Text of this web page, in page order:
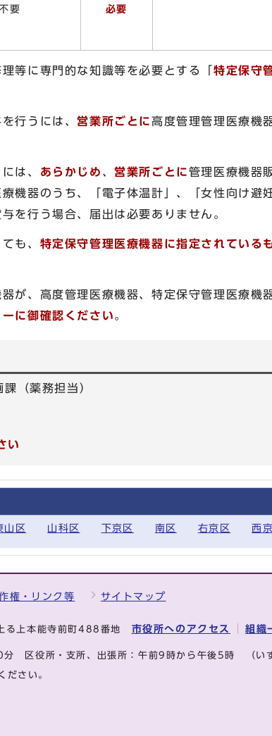
要 必要
に専門的な知識等を必要とする「 特定保守
行うには、営業所ごとに高度管理管理医療機
は、 あらかじめ 、営業所ごとに管理医療機器
機器のうち、「電子体温計」、「女性向け避
を行う場合、届出は必要ありません。
も、 特定保守管理医療機器に指定されている
、高度管理医療機器、特定保守管理医療機
に御確認ください。
（薬務担当）
い
山区 山科区 下京区 南区 右京区 西
権・リンク等 サイトマップ
る上本能寺前町488番地 市役所へのアクセス 組織
分 区役所・支所、出張所：午前9時から午後5時 （い
ださい。